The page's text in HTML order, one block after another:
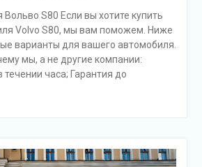
S80 Если вы хотите купить
Volvo S80, мы вам поможем. Ниже
варианты для вашего автомобиля.
мы, а не другие компании:
часа; Гарантия до